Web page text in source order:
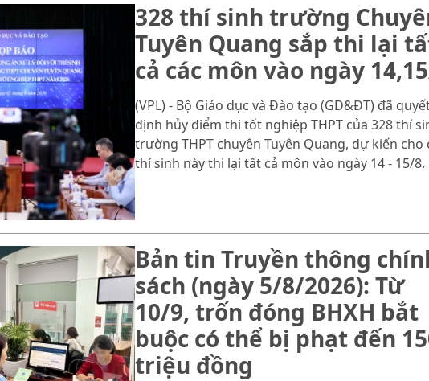
328 thí sinh trường
Tuyên Quang sắp thi lại
cả các môn vào ngày
(VPL) - Bộ Giáo dục và Đào tạo (GD&ĐT) đã
định hủy điểm thi tốt nghiệp THPT của 328 thí
trường THPT chuyên Tuyên Quang, dự kiến cho
thí sinh này thi lại tất cả môn vào ngày 14 - 15/8.
Bản tin Truyền thông
sách (ngày 5/8/2026): Từ
10/9, trốn đóng BHXH bắt
buộc có thể bị phạt đến
triệu đồng